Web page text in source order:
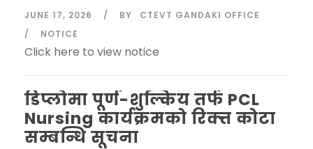
JUNE 17, 2026 BY
CTEVT GANDAKI OFFICE
NOTICE
Click here to view notice
डिप्लोमा पूर्ण-शुल्किय तर्फ PCL
Nursing कार्यक्रमको रिक्त्त कोटा
सम्बन्धि सूचना